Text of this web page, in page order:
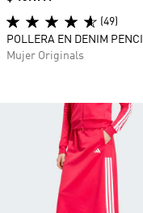
(49)
POLLERA EN DENIM
Mujer Originals